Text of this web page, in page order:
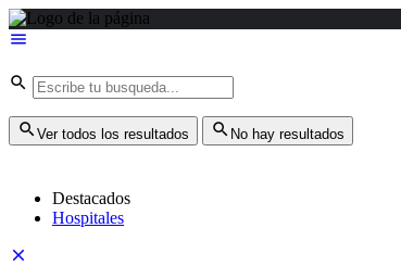
Ver todos los resultados No hay resultados
Destacados
Hospitales